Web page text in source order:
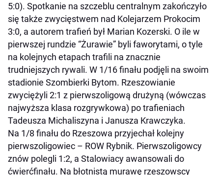
5:0). Spotkanie na szczeblu centralnym zakończyło
się także zwycięstwem nad Kolejarzem Prokocim
3:0, a autorem trafień był Marian Kozerski. O ile w
pierwszej rundzie “Żurawie” byli faworytami, o tyle
na kolejnych etapach trafili na znacznie
trudniejszych rywali. W 1/16 finału podjęli na swoim
stadionie Szombierki Bytom. Rzeszowianie
zwyciężyli 2:1 z pierwszoligową drużyną (wówczas
najwyższa klasa rozgrywkowa) po trafieniach
Tadeusza Michaliszyna i Janusza Krawczyka.
Na 1/8 finału do Rzeszowa przyjechał kolejny
pierwszoligowiec – ROW Rybnik. Pierwszoligowcy
znów polegli 1:2, a Stalowiacy awansowali do
ćwierćfinału. Na błotnistą murawę rzeszowscy